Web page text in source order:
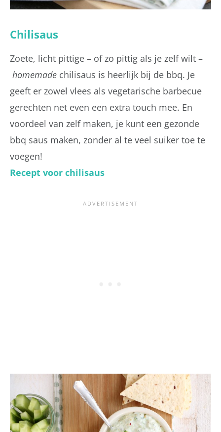
Chilisaus
Zoete, licht pittige – of zo pittig als je zelf wilt –
homemade chilisaus is heerlijk bij de bbq. Je
geeft er zowel vlees als vegetarische barbecue
gerechten net even een extra touch mee. En
voordeel van zelf maken, je kunt een gezonde
bbq saus maken, zonder al te veel suiker toe te
voegen!
Recept voor chilisaus